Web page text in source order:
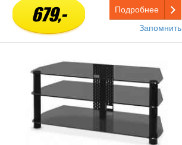
679,-
Подробнее
Запомнить